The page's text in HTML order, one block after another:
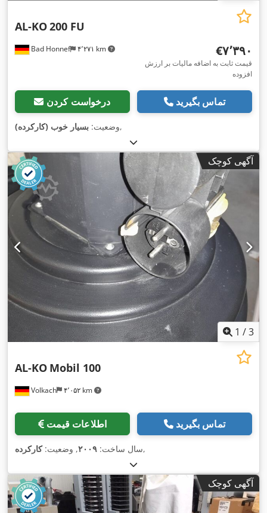
Bad Honnef ۴٬۲۷۱ km
AL-KO200 FU
‎€۷٬۳۹۰
قیمت ثابت به اضافه مالیات بر ارزش
افزوده
درخواست کردن تماس بگیرید
وضعیت: بسیار خوب (کارکرده) ,
آگهی کوچک
1 /3
Volkach ۴٬۰۵۲ km
AL-KO Mobil 100
اطلاعات قیمت تماس بگیرید
سال ساخت: ۲۰۰۹, وضعیت:کارکرده ,
آگهی کوچک